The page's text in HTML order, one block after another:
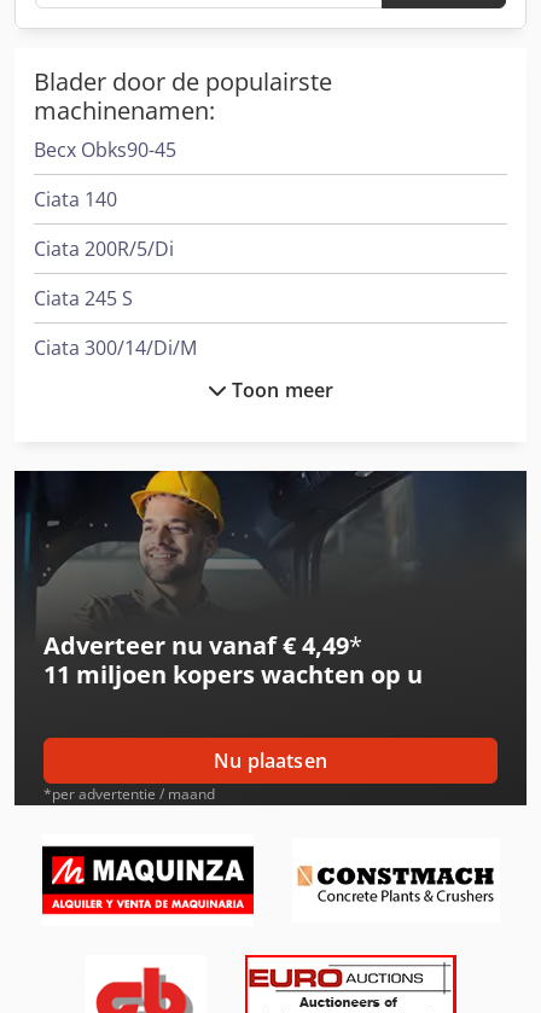
Blader door de populairste
machinenamen:
Becx Obks90-45
Ciata 140
Ciata 200R/5/Di
Ciata 245 S
Ciata 300/14/Di/M
Gesan Dvs 130
Gesan Dvs 140
Gesan Dvs 150
Gesan Dvs 180
Gesan Dvs 200
International
International 1246
International 1455
International 3288
International 433
Toon meer
Adverteer nu vanaf € 4,49*
11 miljoen koperswachten op u
Nu plaatsen
*per advertentie / maand